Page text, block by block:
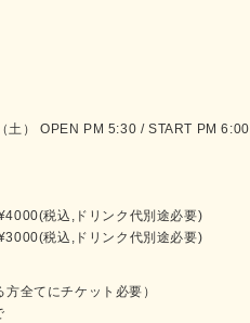
土） OPEN PM 5:30 / START PM 6:00
税込,ドリンク代別途必要)
税込,ドリンク代別途必要)
全てにチケット必要）